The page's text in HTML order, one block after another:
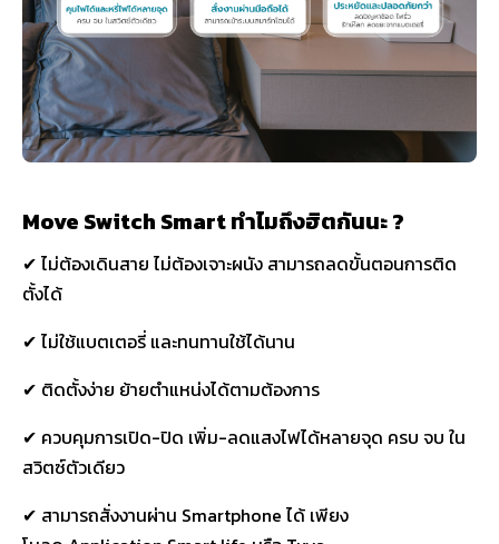
Move Switch Smart ทำไมถึงฮิตกันนะ ?
✔ ไม่ต้องเดินสาย ไม่ต้องเจาะผนัง สามารถลดขั้นตอนการติด
ตั้งได้
✔ ไม่ใช้แบตเตอรี่ และทนทานใช้ได้นาน
✔ ติดตั้งง่าย ย้ายตำแหน่งได้ตามต้องการ
✔ ควบคุมการเปิด-ปิด เพิ่ม-ลดแสงไฟได้หลายจุด ครบ จบ ใน
สวิตซ์ตัวเดียว
✔ สามารถสั่งงานผ่าน Smartphone ได้ เพียง